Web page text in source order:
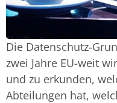
Die Datenschutz-
zwei Jahre EU-weit
und zu erkunden,
Abteilungen hat,